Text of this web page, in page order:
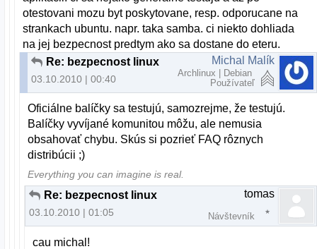
otestovani mozu byt poskytovane, resp. odporucane na
strankach ubuntu. napr. taka samba. ci niekto dohliada
na jej bezpecnost predtym ako sa dostane do eteru.
Re: bezpecnost linux
03.10.2010 | 00:40
Michal Malík
Archlinux | Debian
Používateľ
Oficiálne balíčky sa testujú, samozrejme, že testujú.
Balíčky vyvíjané komunitou môžu, ale nemusia
obsahovať chybu. Skús si pozrieť FAQ rôznych
distribúcii ;)
Everything you can imagine is real.
Re: bezpecnost linux
03.10.2010 | 01:05
tomas
Návštevník
cau michal!